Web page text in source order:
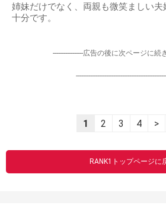
姉妹だけでなく、両親も微笑ましい夫
十分です。
-----------------広告の後に次ページに続
1 2 3 4 >
RANK1トップページに